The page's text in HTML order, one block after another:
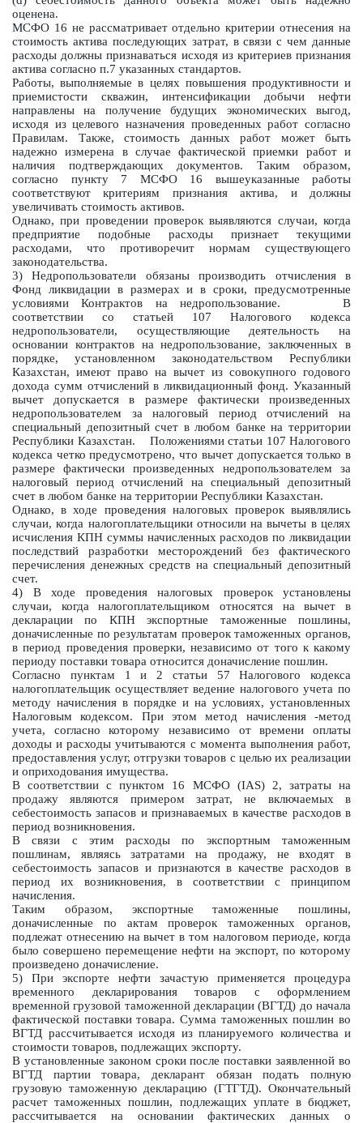
оценена.
МСФО 16 не рассматривает отдельно критерии отнесения на
стоимость актива последующих затрат, в связи с чем данные
расходы должны признаваться исходя из критериев признания
актива согласно п.7 указанных стандартов.
Работы, выполняемые в целях повышения продуктивности и
приемистости скважин, интенсификации добычи нефти
направлены на получение будущих экономических выгод,
исходя из целевого назначения проведенных работ согласно
Правилам. Также, стоимость данных работ может быть
надежно измерена в случае фактической приемки работ и
наличия подтверждающих документов. Таким образом,
согласно пункту 7 МСФО 16 вышеуказанные работы
соответствуют критериям признания актива, и должны
увеличивать стоимость активов.
Однако, при проведении проверок выявляются случаи, когда
предприятие подобные расходы признает текущими
расходами, что противоречит нормам существующего
законодательства.
3) Недропользователи обязаны производить отчисления в
Фонд ликвидации в размерах и в сроки, предусмотренные
условиями Контрактов на недропользование. В
соответствии со статьей 107 Налогового кодекса
недропользователи, осуществляющие деятельность на
основании контрактов на недропользование, заключенных в
порядке, установленном законодательством Республики
Казахстан, имеют право на вычет из совокупного годового
дохода сумм отчислений в ликвидационный фонд. Указанный
вычет допускается в размере фактически произведенных
недропользователем за налоговый период отчислений на
специальный депозитный счет в любом банке на территории
Республики Казахстан. Положениями статьи 107 Налогового
кодекса четко предусмотрено, что вычет допускается только в
размере фактически произведенных недропользователем за
налоговый период отчислений на специальный депозитный
счет в любом банке на территории Республики Казахстан.
Однако, в ходе проведения налоговых проверок выявлялись
случаи, когда налогоплательщики относили на вычеты в целях
исчисления КПН суммы начисленных расходов по ликвидации
последствий разработки месторождений без фактического
перечисления денежных средств на специальный депозитный
счет.
4) В ходе проведения налоговых проверок установлены
случаи, когда налогоплательщиком относятся на вычет в
декларации по КПН экспортные таможенные пошлины,
доначисленные по результатам проверок таможенных органов,
в период проведения проверки, независимо от того к какому
периоду поставки товара относится доначисление пошлин.
Согласно пунктам 1 и 2 статьи 57 Налогового кодекса
налогоплательщик осуществляет ведение налогового учета по
методу начисления в порядке и на условиях, установленных
Налоговым кодексом. При этом метод начисления -метод
учета, согласно которому независимо от времени оплаты
доходы и расходы учитываются с момента выполнения работ,
предоставления услуг, отгрузки товаров с целью их реализации
и оприходования имущества.
В соответствии с пунктом 16 МСФО (IAS) 2, затраты на
продажу являются примером затрат, не включаемых в
себестоимость запасов и признаваемых в качестве расходов в
период возникновения.
В связи с этим расходы по экспортным таможенным
пошлинам, являясь затратами на продажу, не входят в
себестоимость запасов и признаются в качестве расходов в
период их возникновения, в соответствии с принципом
начисления.
Таким образом, экспортные таможенные пошлины,
доначисленные по актам проверок таможенных органов,
подлежат отнесению на вычет в том налоговом периоде, когда
было совершено перемещение нефти на экспорт, по которому
произведено доначисление.
5) При экспорте нефти зачастую применяется процедура
временного декларирования товаров с оформлением
временной грузовой таможенной декларации (ВГТД) до начала
фактической поставки товара. Сумма таможенных пошлин во
ВГТД рассчитывается исходя из планируемого количества и
стоимости товаров, подлежащих экспорту.
В установленные законом сроки после поставки заявленной во
ВГТД партии товара, декларант обязан подать полную
грузовую таможенную декларацию (ГТГТД). Окончательный
расчет таможенных пошлин, подлежащих уплате в бюджет,
рассчитывается на основании фактических данных о